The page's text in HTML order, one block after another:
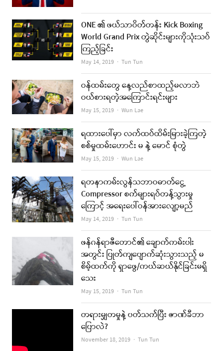
ONE ၏ ဖယ်သာဝိတ်တန်း Kick Boxing
World Grand Prix တွဲဆိုင်းများကိုသုံးသပ်
ကြည့်ခြင်း
May 14, 2019 Author
Tun Tun
ဝန်ထမ်းတွေ နေ့လည်စာထည့်မလာဘဲ
ဝယ်စားရတဲ့အကြောင်းရင်းများ
May 15, 2019 Author
Wun Lae
ရထားပေါ်မှာ လက်ထပ်ထိမ်းမြားခဲ့ကြတဲ့
စစ်မှုထမ်းဟောင်း မ နဲ့ မောင် စုံတွဲ
May 15, 2019 Author
Wun Lae
ရတနာကမ်းလွန်သဘာဝဓာတ်ငွေ့
Compressor စက်များရပ်တန့်သွားမှု
ကြောင့် အရေးပေါ်ဝန်အားလျော့မည်
May 14, 2019 Author
Tun Tun
ဖန်ဂန်ရာဇီတောင်၏ ချောက်ကမ်းပါး
အတွင်း ပြုတ်ကျပျောက်ဆုံးသွားသည့် မ
စိမ့်ထက်ကို ရှာဖွေ/ကယ်ဆယ်နိုင်ခြင်းမရှိ
သေး
May 15, 2019 Author
Tun Tun
တရားမျှတမှုနဲ့ ပတ်သက်ပြီး ဇာဏ်ခီဘာ
ပြောလဲ?
November 18, 2019 Author
Tun Tun